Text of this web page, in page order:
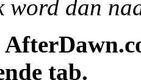
dan
tab.